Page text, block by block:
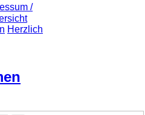
/
Herzlich